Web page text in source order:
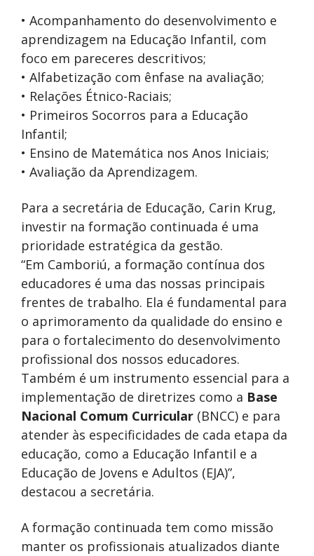
• Acompanhamento do desenvolvimento e
aprendizagem na Educação Infantil, com
foco em pareceres descritivos;
• Alfabetização com ênfase na avaliação;
• Relações Étnico-Raciais;
• Primeiros Socorros para a Educação
Infantil;
• Ensino de Matemática nos Anos Iniciais;
• Avaliação da Aprendizagem.
Para a secretária de Educação, Carin Krug,
investir na formação continuada é uma
prioridade estratégica da gestão.
“Em Camboriú, a formação contínua dos
educadores é uma das nossas principais
frentes de trabalho. Ela é fundamental para
o aprimoramento da qualidade do ensino e
para o fortalecimento do desenvolvimento
profissional dos nossos educadores.
Também é um instrumento essencial para a
implementação de diretrizes como a Base
Nacional Comum Curricular (BNCC) e para
atender às especificidades de cada etapa da
educação, como a Educação Infantil e a
Educação de Jovens e Adultos (EJA)”,
destacou a secretária.
A formação continuada tem como missão
manter os profissionais atualizados diante